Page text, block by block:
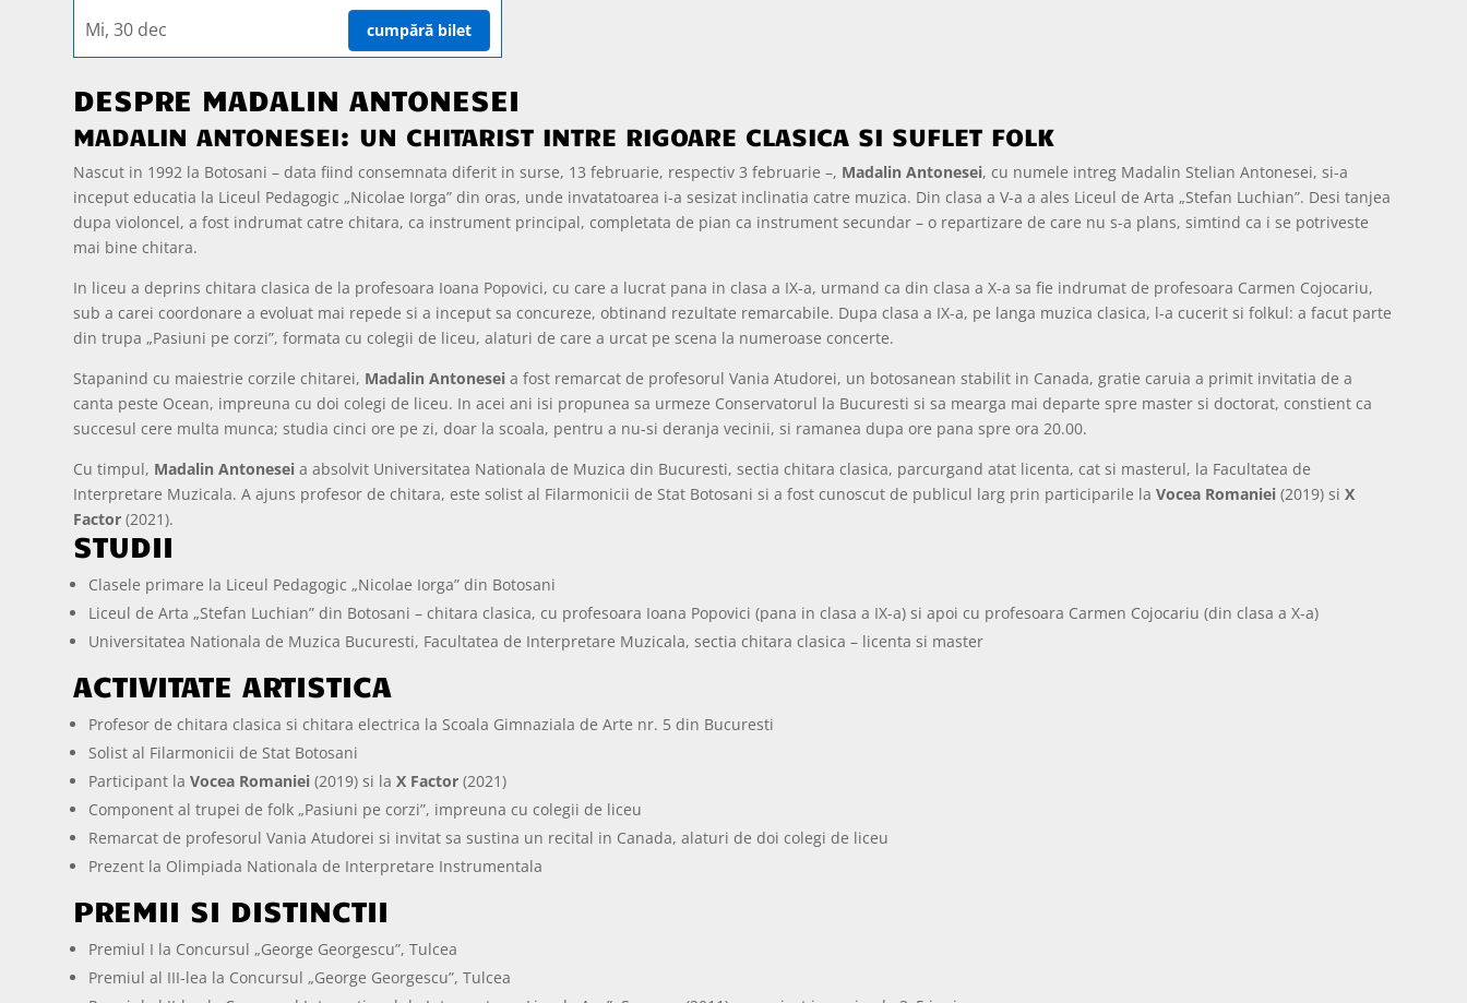
Mi, 30 dec
cumpără bilet
DESPRE MADALIN ANTONESEI
MADALIN ANTONESEI: UN CHITARIST INTRE RIGOARE CLASICA SI SUFLET FOLK
Nascut in 1992 la Botosani – data fiind consemnata diferit in surse, 13 februarie, respectiv 3 februarie –, Madalin Antonesei, cu numele intreg Madalin Stelian Antonesei, si-a
inceput educatia la Liceul Pedagogic „Nicolae Iorga” din oras, unde invatatoarea i-a sesizat inclinatia catre muzica. Din clasa a V-a a ales Liceul de Arta „Stefan Luchian”. Desi tanjea
dupa violoncel, a fost indrumat catre chitara, ca instrument principal, completata de pian ca instrument secundar – o repartizare de care nu s-a plans, simtind ca i se potriveste
mai bine chitara.
In liceu a deprins chitara clasica de la profesoara Ioana Popovici, cu care a lucrat pana in clasa a IX-a, urmand ca din clasa a X-a sa fie indrumat de profesoara Carmen Cojocariu,
sub a carei coordonare a evoluat mai repede si a inceput sa concureze, obtinand rezultate remarcabile. Dupa clasa a IX-a, pe langa muzica clasica, l-a cucerit si folkul: a facut parte
din trupa „Pasiuni pe corzi”, formata cu colegii de liceu, alaturi de care a urcat pe scena la numeroase concerte.
Stapanind cu maiestrie corzile chitarei, Madalin Antonesei a fost remarcat de profesorul Vania Atudorei, un botosanean stabilit in Canada, gratie caruia a primit invitatia de a
canta peste Ocean, impreuna cu doi colegi de liceu. In acei ani isi propunea sa urmeze Conservatorul la Bucuresti si sa mearga mai departe spre master si doctorat, constient ca
succesul cere multa munca; studia cinci ore pe zi, doar la scoala, pentru a nu-si deranja vecinii, si ramanea dupa ore pana spre ora 20.00.
Cu timpul, Madalin Antonesei a absolvit Universitatea Nationala de Muzica din Bucuresti, sectia chitara clasica, parcurgand atat licenta, cat si masterul, la Facultatea de
Interpretare Muzicala. A ajuns profesor de chitara, este solist al Filarmonicii de Stat Botosani si a fost cunoscut de publicul larg prin participarile laVocea Romaniei (2019) siX
Factor (2021).
STUDII
Clasele primare la Liceul Pedagogic „Nicolae Iorga” din Botosani
Liceul de Arta „Stefan Luchian” din Botosani – chitara clasica, cu profesoara Ioana Popovici (pana in clasa a IX-a) si apoi cu profesoara Carmen Cojocariu (din clasa a X-a)
Universitatea Nationala de Muzica Bucuresti, Facultatea de Interpretare Muzicala, sectia chitara clasica – licenta si master
ACTIVITATE ARTISTICA
Profesor de chitara clasica si chitara electrica la Scoala Gimnaziala de Arte nr. 5 din Bucuresti
Solist al Filarmonicii de Stat Botosani
Participant laVocea Romaniei (2019) si laX Factor (2021)
Component al trupei de folk „Pasiuni pe corzi”, impreuna cu colegii de liceu
Remarcat de profesorul Vania Atudorei si invitat sa sustina un recital in Canada, alaturi de doi colegi de liceu
Prezent la Olimpiada Nationala de Interpretare Instrumentala
PREMII SI DISTINCTII
Premiul I la Concursul „George Georgescu”, Tulcea
Premiul al III-lea la Concursul „George Georgescu”, Tulcea